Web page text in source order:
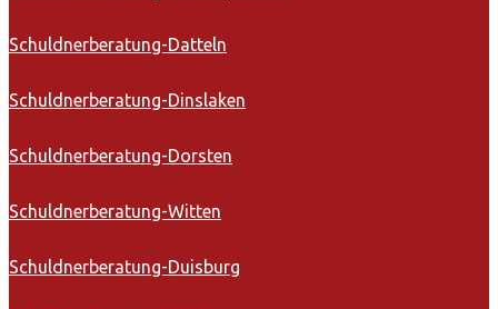
Schuldnerberatung-Datteln
Schuldnerberatung-Dinslaken
Schuldnerberatung-Dorsten
Schuldnerberatung-Witten
Schuldnerberatung-Duisburg